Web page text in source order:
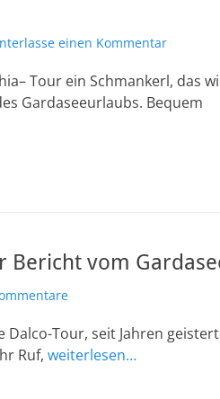
einen Kommentar
Tour ein Schmankerl, das
Gardaseeurlaubs. Bequem
Bericht vom
Dalco-Tour, seit Jahren geistert
Ruf, weiterlesen…